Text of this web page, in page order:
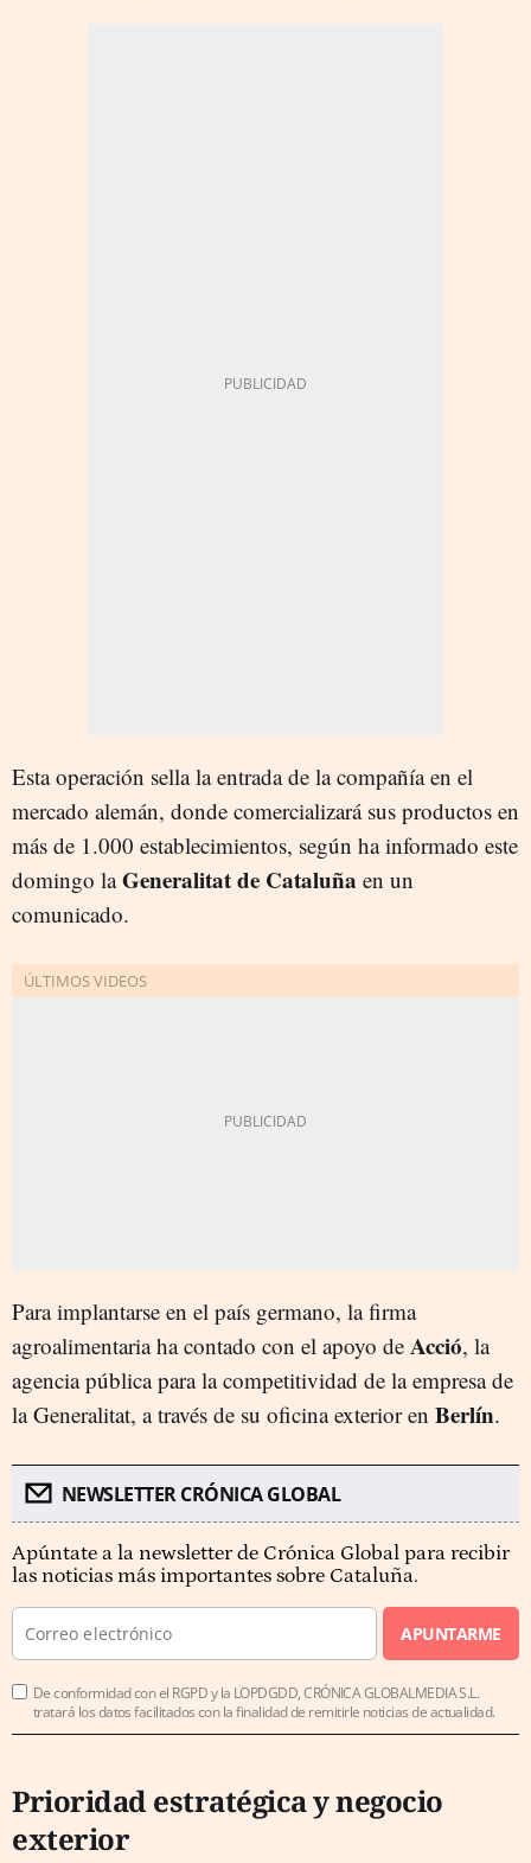
Esta operación sella la entrada de la compañía en el
mercado alemán, donde comercializará sus productos en
más de 1.000 establecimientos, según ha informado este
domingo laGeneralitat de Cataluña en un
comunicado.
Para implantarse en el país germano, la firma
agroalimentaria ha contado con el apoyo de Acció, la
agencia pública para la competitividad de la empresa de
la Generalitat, a través de su oficina exterior en Berlín.
NEWSLETTER CRÓNICA GLOBAL
Apúntate a la newsletter de Crónica Global para recibir
las noticias más importantes sobre Cataluña.
APUNTARME
De conformidad con el RGPD y la LOPDGDD, CRÓNICA GLOBALMEDIA S.L.
tratará los datos facilitados con la finalidad de remitirle noticias de actualidad.
Prioridad estratégica y negocio
exterior